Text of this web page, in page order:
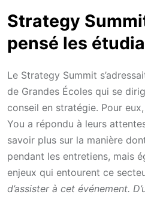
Strategy
pensé les
Le Strategy Summit
de Grandes Écoles qui se
conseil en stratégie. Pour
You a répondu à leurs
savoir plus sur la manière
pendant les entretiens, mais
enjeux qui entourent ce
d’assister à cet événement.